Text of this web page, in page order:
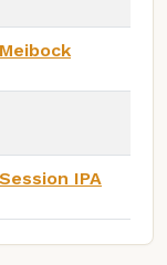
Meibock
Session IPA